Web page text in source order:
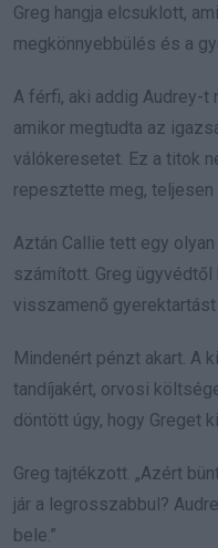
Greg hangja elcsuklott,
megkönnyebbülés és a
A férfi, aki addig Audrey-
amikor megtudta az
válókeresetet. Ez a titok
repesztette meg, teljesen
Aztán Callie tett egy
számított. Greg
visszamenő
Mindenért pénzt akart. A
tandíjakért, orvosi
döntött úgy, hogy Greget
Greg tajtékzott. „Azért
jár a legrosszabbul?
bele.”